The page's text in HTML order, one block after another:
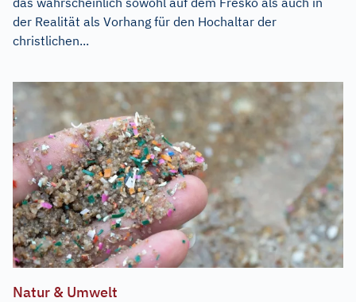
der Realität als Vorhang für den Hochaltar der
christlichen...
Natur & Umwelt